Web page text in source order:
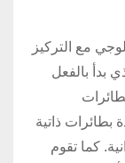
مع التركيز
بدأ بالفعل
ذاتية
كما تقوم